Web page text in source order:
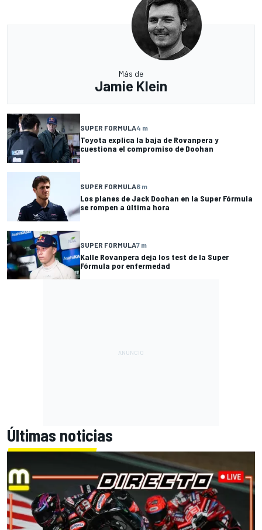
Más de
Jamie Klein
SUPER FORMULA4 m
Toyota explica la baja de Rovanpera y
cuestiona el compromiso de Doohan
SUPER FORMULA6 m
Los planes de Jack Doohan en la Super Fórmula
se rompen a última hora
SUPER FORMULA7 m
Kalle Rovanpera deja los test de la Super
Fórmula por enfermedad
Últimas noticias